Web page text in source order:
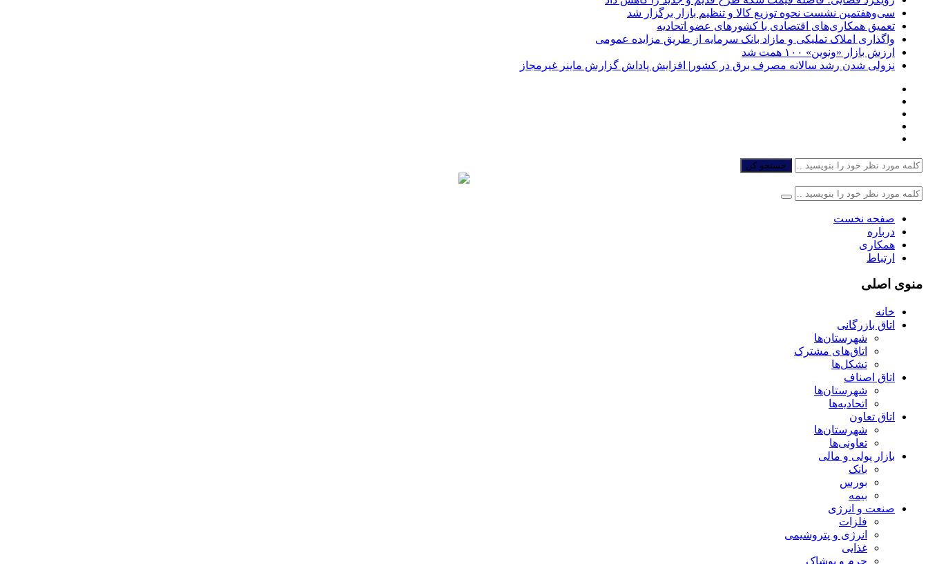
سی‌و‌هفتمین نشست نحوه توزیع کالا و تنظیم بازار برگزار شد
تعمیق همکاری‌های اقتصادی با کشورهای عضو اتحادیه
واگذاری املاک تملیکی و مازاد بانک سرمایه از طریق مزایده عمومی
ارزش بازار «ونوین» ۱۰۰ همت شد
نزولی شدن رشد سالانه مصرف برق در کشور| افزایش پاداش گزارش ماینر غیرمجاز
جستجو کن
صفحه نخست
درباره
همکاری
ارتباط
منوی اصلی
خانه
اتاق بازرگانی
شهرستان‌ها
اتاق‌های مشترک
تشکل‌ها
اتاق اصناف
شهرستان‌ها
اتحادیه‌ها
اتاق تعاون
شهرستان‌ها
تعاونی‌ها
بازار پولی و مالی
بانک
بورس
بیمه
صنعت و انرژی
فلزات
انرژی و پتروشیمی
غذایی
چرم و پوشاک